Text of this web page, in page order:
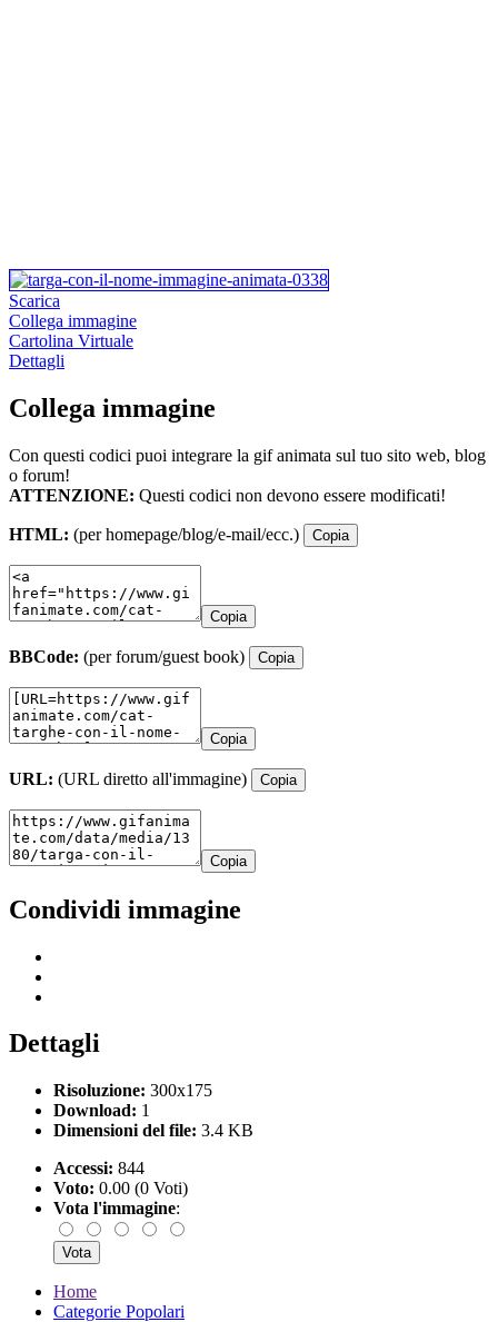
Scarica
Collega immagine
Cartolina Virtuale
Dettagli
Collega immagine
Con questi codici puoi integrare la gif animata sul tuo sito web, blog
o forum!
ATTENZIONE: Questi codici non devono essere modificati!
HTML: (per homepage/blog/e-mail/ecc.) Copia
Copia
BBCode: (per forum/guest book) Copia
Copia
URL: (URL diretto all'immagine) Copia
Copia
Condividi immagine
Dettagli
Risoluzione: 300x175
Download: 1
Dimensioni del file: 3.4 KB
Accessi: 844
Voto: 0.00 (0 Voti)
Vota l'immagine:
Home
Categorie Popolari